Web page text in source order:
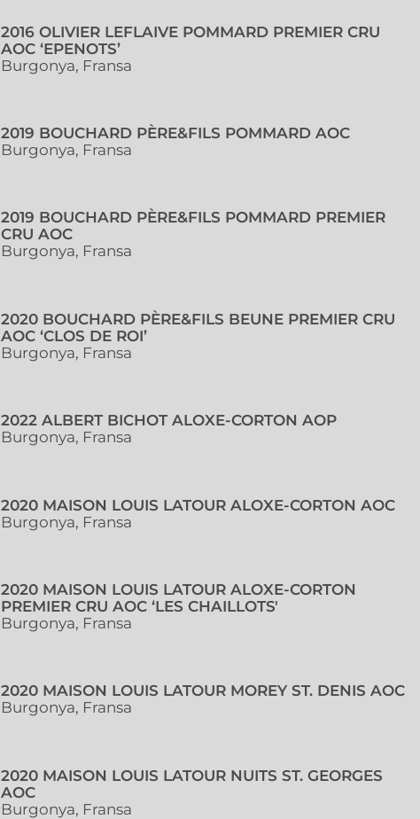
2016 OLIVIER LEFLAIVE POMMARD PREMIER CRU
AOC ‘EPENOTS’
Burgonya, Fransa
2019 BOUCHARD PÈRE&FILS POMMARD AOC
Burgonya, Fransa
2019 BOUCHARD PÈRE&FILS POMMARD PREMIER
CRU AOC
Burgonya, Fransa
2020 BOUCHARD PÈRE&FILS BEUNE PREMIER CRU
AOC ‘CLOS DE ROI’
Burgonya, Fransa
2022 ALBERT BICHOT ALOXE-CORTON AOP
Burgonya, Fransa
2020 MAISON LOUIS LATOUR ALOXE-CORTON AOC
Burgonya, Fransa
2020 MAISON LOUIS LATOUR ALOXE-CORTON
PREMIER CRU AOC ‘LES CHAILLOTS'
Burgonya, Fransa
2020 MAISON LOUIS LATOUR MOREY ST. DENIS AOC
Burgonya, Fransa
2020 MAISON LOUIS LATOUR NUITS ST. GEORGES
AOC
Burgonya, Fransa